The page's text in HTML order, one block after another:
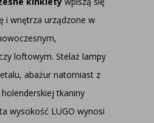
i wnętrza urządzone w
loftowym. Stelaż lampy
abażur natomiast z
tkaniny
wysokość LUGO wynosi